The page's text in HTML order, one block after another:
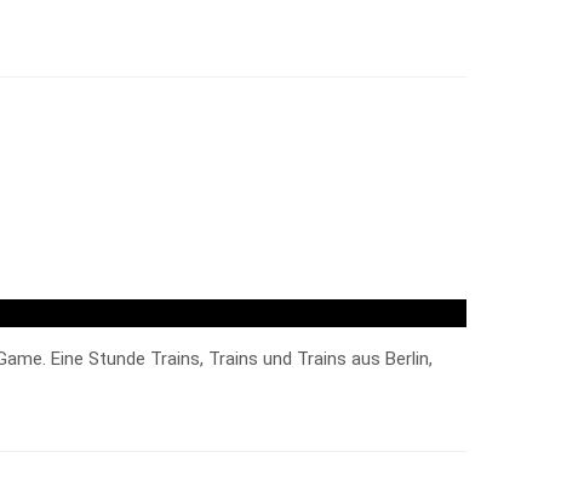
Eine Stunde Trains, Trains und Trains aus Berlin,